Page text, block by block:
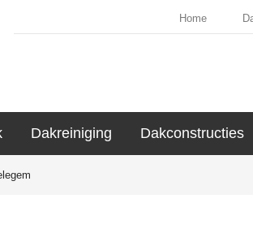
Home
Dakreiniging Dakconstructies